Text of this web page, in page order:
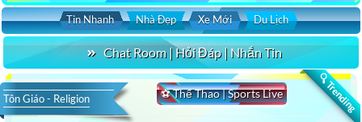
Tin Nhanh Nhà Đẹp Xe Mới Du Lịch
Chat Room | Hỏi Đáp | Nhắn Tin
🔍 Trending
⚽ Thể Thao | Sports Live
Tôn Giáo - Religion